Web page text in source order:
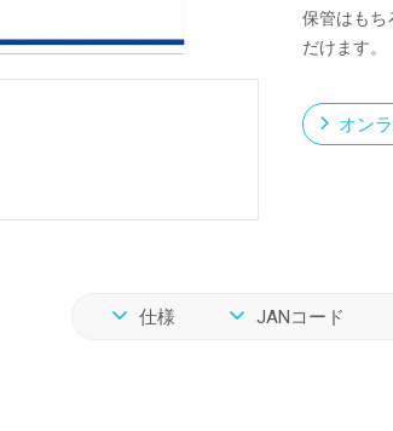
保管はもち
だけます。
オン
仕様 JANコード